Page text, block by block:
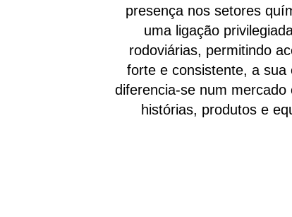
presença nos setores
uma ligação
rodoviárias, permitindo
forte e consistente, a sua
diferencia-se num
histórias, produtos e